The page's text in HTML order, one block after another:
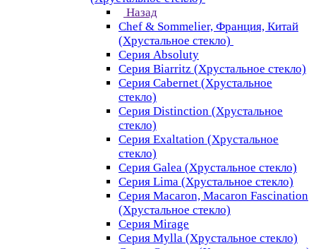
Назад
Chef & Sommelier, Франция, Китай
(Хрустальное стекло)
Серия Absoluty
Серия Biarritz (Хрустальное стекло)
Серия Cabernet (Хрустальное
стекло)
Серия Distinction (Хрустальное
стекло)
Серия Exaltation (Хрустальное
стекло)
Серия Galea (Хрустальное стекло)
Серия Lima (Хрустальное стекло)
Серия Macaron, Macaron Fascination
(Хрустальное стекло)
Серия Mirage
Серия Mylla (Хрустальное стекло)